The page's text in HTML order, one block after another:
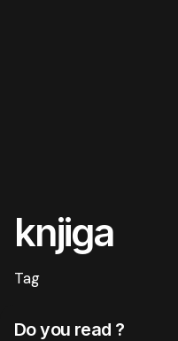
knjiga
Tag
Do you read ?